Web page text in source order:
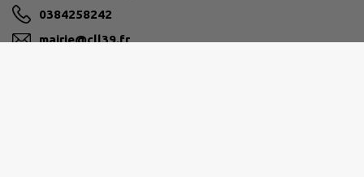
0384258242
mairie@cll39.fr